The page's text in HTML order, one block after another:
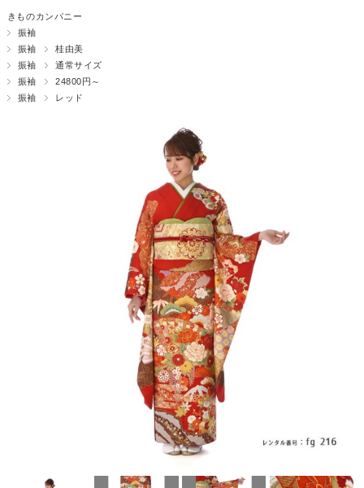
きものカンパニー
振袖
振袖
桂由美
振袖
通常サイズ
振袖
24800円～
振袖
レッド